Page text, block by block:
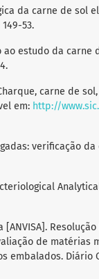
da carne de sol
53.
ao estudo da carne
carne de
em: http://
verificação
Resolução
de matérias
embalados. Diário